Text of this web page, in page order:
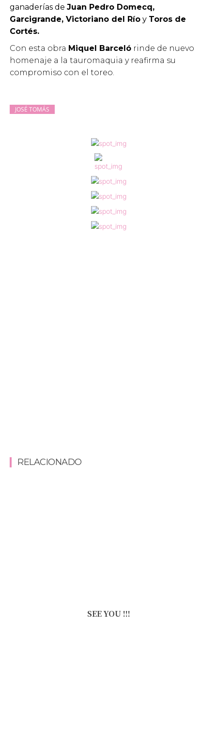
ganaderías de Juan Pedro Domecq,
Garcigrande, Victoriano del Río y Toros de
Cortés.
Con esta obra Miquel Barceló rinde de nuevo
homenaje a la tauromaquia y reafirma su
compromiso con el toreo.
JOSÉ TOMÁS
RELACIONADO
SEE YOU !!!